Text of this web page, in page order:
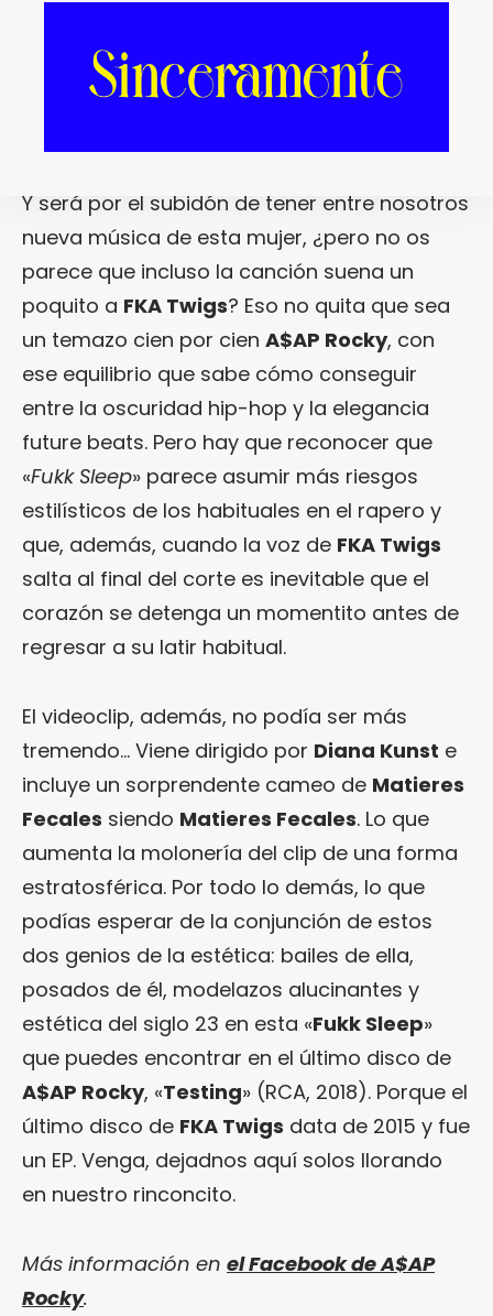
simple: queFKA Twigses el esplendoroso
featuring de «Fukk Sleep«, el nuevo temón de
Y será por el subidón de tener entre nosotros
nueva música de esta mujer, ¿pero no os
parece que incluso la canción suena un
poquito a FKA Twigs? Eso no quita que sea
un temazo cien por cien A$AP Rocky, con
ese equilibrio que sabe cómo conseguir
entre la oscuridad hip-hop y la elegancia
future beats. Pero hay que reconocer que
«Fukk Sleep» parece asumir más riesgos
estilísticos de los habituales en el rapero y
que, además, cuando la voz de FKA Twigs
salta al final del corte es inevitable que el
corazón se detenga un momentito antes de
regresar a su latir habitual.
El videoclip, además, no podía ser más
tremendo… Viene dirigido por Diana Kunst e
incluye un sorprendente cameo de Matieres
Fecales siendo Matieres Fecales. Lo que
aumenta la molonería del clip de una forma
estratosférica. Por todo lo demás, lo que
podías esperar de la conjunción de estos
dos genios de la estética: bailes de ella,
posados de él, modelazos alucinantes y
estética del siglo 23 en esta «Fukk Sleep»
que puedes encontrar en el último disco de
A$AP Rocky, «Testing» (RCA, 2018). Porque el
último disco de FKA Twigs data de 2015 y fue
un EP. Venga, dejadnos aquí solos llorando
en nuestro rinconcito.
Más información en el Facebook de A$AP
Rocky.